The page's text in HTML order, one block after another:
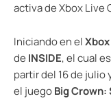
activa de Xbox Live
Iniciando en el
de INSIDE, el cual
partir del 16 de julio
el juegoBig Crown: